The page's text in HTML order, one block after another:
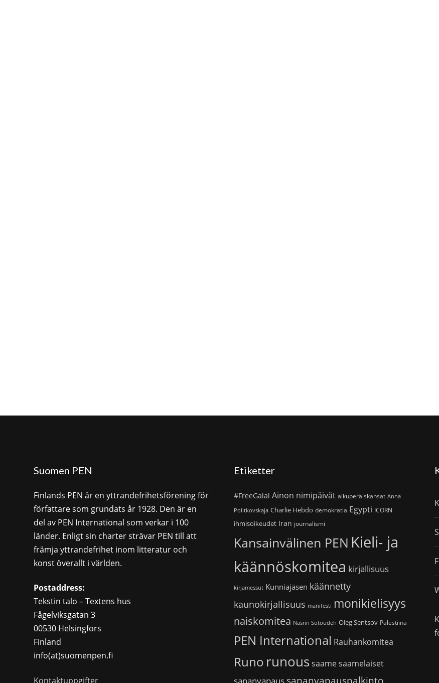
Suomen PEN
Finlands PEN är en yttrandefrihetsförening för
författare som grundats år 1928. Den är en
del av PEN International som verkar i 100
länder. Enligt sin charter strävar PEN till att
främja yttrandefrihet inom litteratur och
konst överallt i världen.
Postaddress:
Tekstin talo – Textens hus
Fågelviksgatan 3
00530 Helsingfors
Finland
info(at)suomenpen.fi
Kontaktuppgifter
Etiketter
#FreeGalal Ainon nimipäivät alkuperäiskansat Anna
Politkovskaja Charlie Hebdo demokratia Egypti ICORN
ihmisoikeudet Iran journalismi
Kansainvälinen PEN Kieli- ja
käännöskomitea kirjallisuus
kirjamessut Kunniajäsen käännetty
kaunokirjallisuus manifesti monikielisyys
naiskomitea Nasrin Sotoudeh Oleg Sentsov Palestiina
PEN International Rauhankomitea
Runo runoussaamesaamelaiset
sananvapaus sananvapauspalkinto